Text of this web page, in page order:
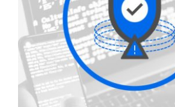
pueden
elegir
en
página
de